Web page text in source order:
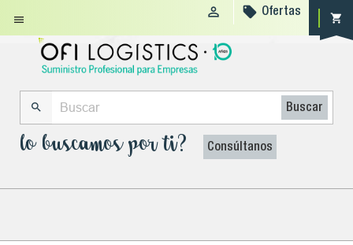
 shopping_cart
  Ofertas
 Buscar
lo buscamos por ti? Consúltanos